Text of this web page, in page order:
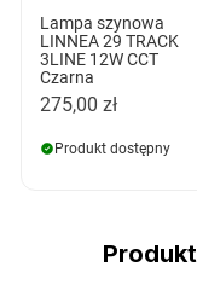
Lampa szynowa
LINNEA 29 TRACK
3LINE 12W CCT
Czarna
275,00 zł
Produkt dostępny